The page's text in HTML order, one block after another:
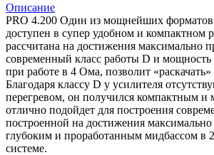
Описание
PRO 4.200 Один из мощнейших форматов
доступен в супер удобном и компактном
рассчитана на достижения максимально
современный класс работы D и мощность
при работе в 4 Ома, позволит
Благодаря классу D у усилителя
перегревом, он получился компактным
отлично подойдет для построения
построенной на достижения максимально
глубоким и проработанным мидбассом в
системе.